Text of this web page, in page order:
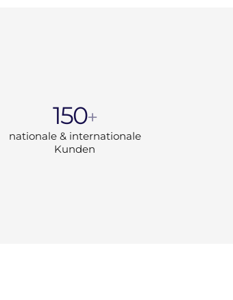
150+
nationale & internationale
Kunden